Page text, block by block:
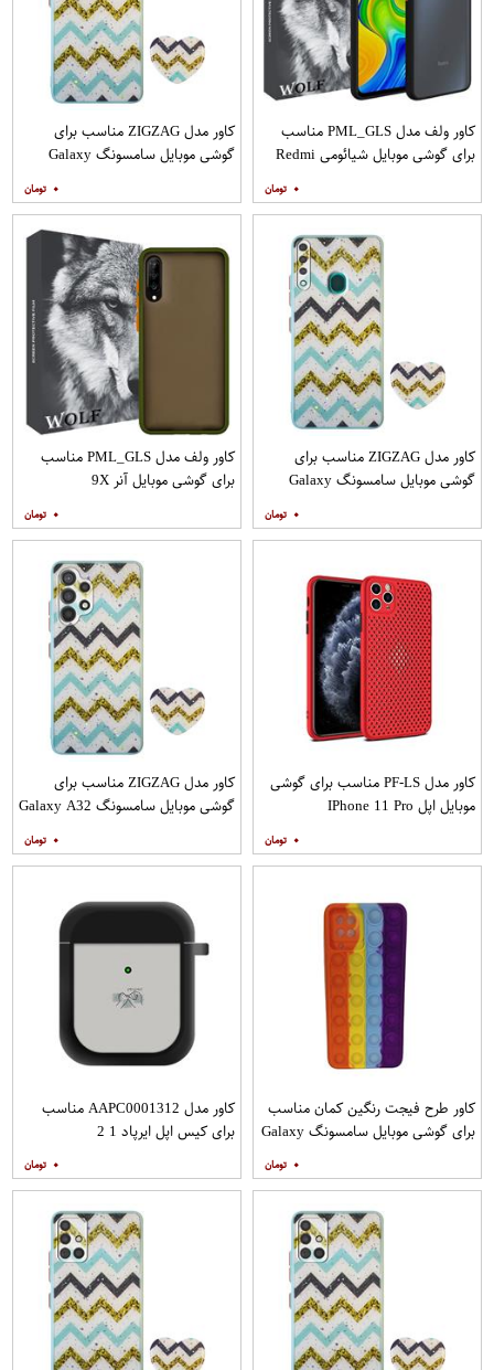
کاور ولف مدل PML_GLS مناسب
برای گوشی موبایل شیائومی Redmi
۰
کاور مدل ZIGZAG مناسب برای
گوشی موبایل سامسونگ Galaxy
۰
کاور مدل ZIGZAG مناسب برای
گوشی موبایل سامسونگ Galaxy
۰
کاور ولف مدل PML_GLS مناسب
برای گوشی موبایل آنر 9X
۰
کاور مدل PF-LS مناسب برای گوشی
موبایل اپل IPhone 11 Pro
۰
کاور مدل ZIGZAG مناسب برای
گوشی موبایل سامسونگ Galaxy A32
۰
کاور طرح فیجت رنگین کمان مناسب
برای گوشی موبایل سامسونگ Galaxy
۰
کاور مدل AAPC0001312 مناسب
برای کیس اپل ایرپاد 1 2
۰